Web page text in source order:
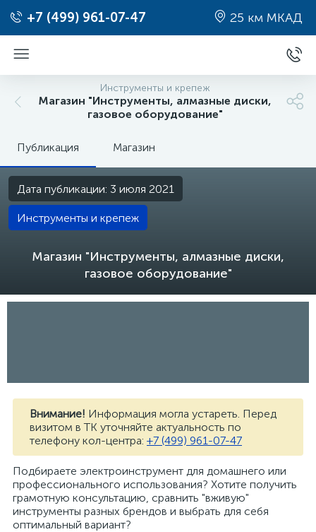
+7 (499) 961-07-47 25 км МКАД
Инструменты и крепеж
Магазин "Инструменты, алмазные диски,
газовое оборудование"
Публикация Магазин
Магазин "Инструменты, алмазные диски,
газовое оборудование"
Дата публикации: 3 июля 2021
Инструменты и крепеж
Внимание! Информация могла устареть. Перед
визитом в ТК уточняйте актуальность по
телефону кол-центра: +7 (499) 961-07-47
Подбираете электроинструмент для домашнего или
профессионального использования? Хотите получить
грамотную консультацию, сравнить "вживую"
инструменты разных брендов и выбрать для себя
оптимальный вариант?